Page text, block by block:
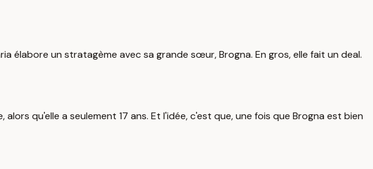
élabore un stratagème avec sa grande sœur, Brogna. En gros, elle fait un deal.
qu'elle a seulement 17 ans. Et l'idée, c'est que, une fois que Brogna est bien